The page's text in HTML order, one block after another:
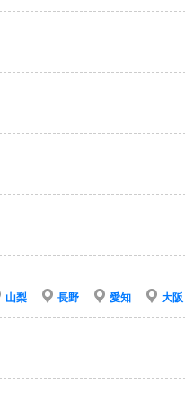
山梨 長野 愛知 大阪